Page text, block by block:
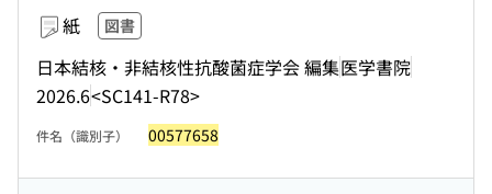
紙 図書
日本結核・非結核性抗酸菌症学会 編集医学書院
2026.6<SC141-R78>
件名（識別子） 00577658